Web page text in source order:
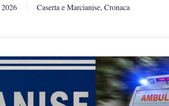
Caserta e Marcianise, Cronaca